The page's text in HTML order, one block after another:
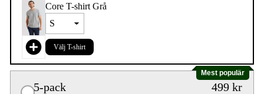
Core T-shirt Grå
Välj T-shirt
Mest populär
5-pack 499 kr